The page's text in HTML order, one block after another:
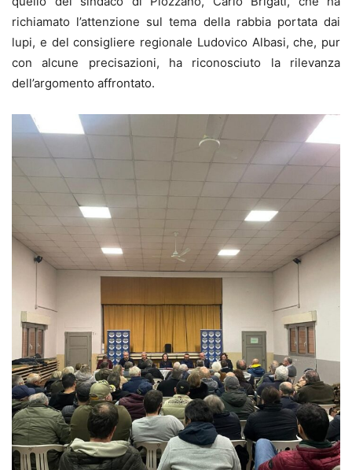
richiamato l’attenzione sul tema della rabbia portata dai
lupi, e del consigliere regionale Ludovico Albasi, che, pur
con alcune precisazioni, ha riconosciuto la rilevanza
dell’argomento affrontato.